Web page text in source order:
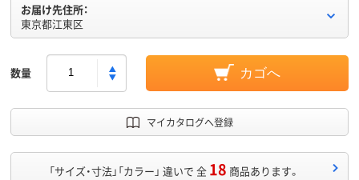
お届け先住所：
東京都江東区
数量 カゴへ
マイカタログへ登録
「サイズ・寸法」「カラー」 違いで 全 18 商品あります。